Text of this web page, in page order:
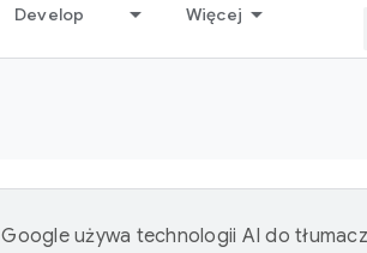
Develop Więcej
Google używa technologii AI do